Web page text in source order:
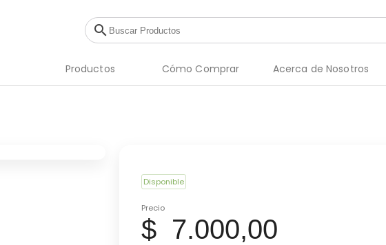
search
Productos Cómo Comprar Acerca de Nosotros
Disponible
Precio
$ 7.000,00